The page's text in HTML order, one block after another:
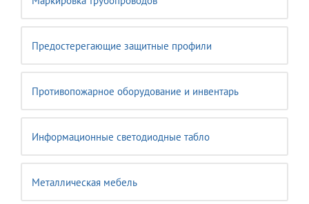
Предостерегающие защитные профили
Противопожарное оборудование и инвентарь
Информационные светодиодные табло
Металлическая мебель